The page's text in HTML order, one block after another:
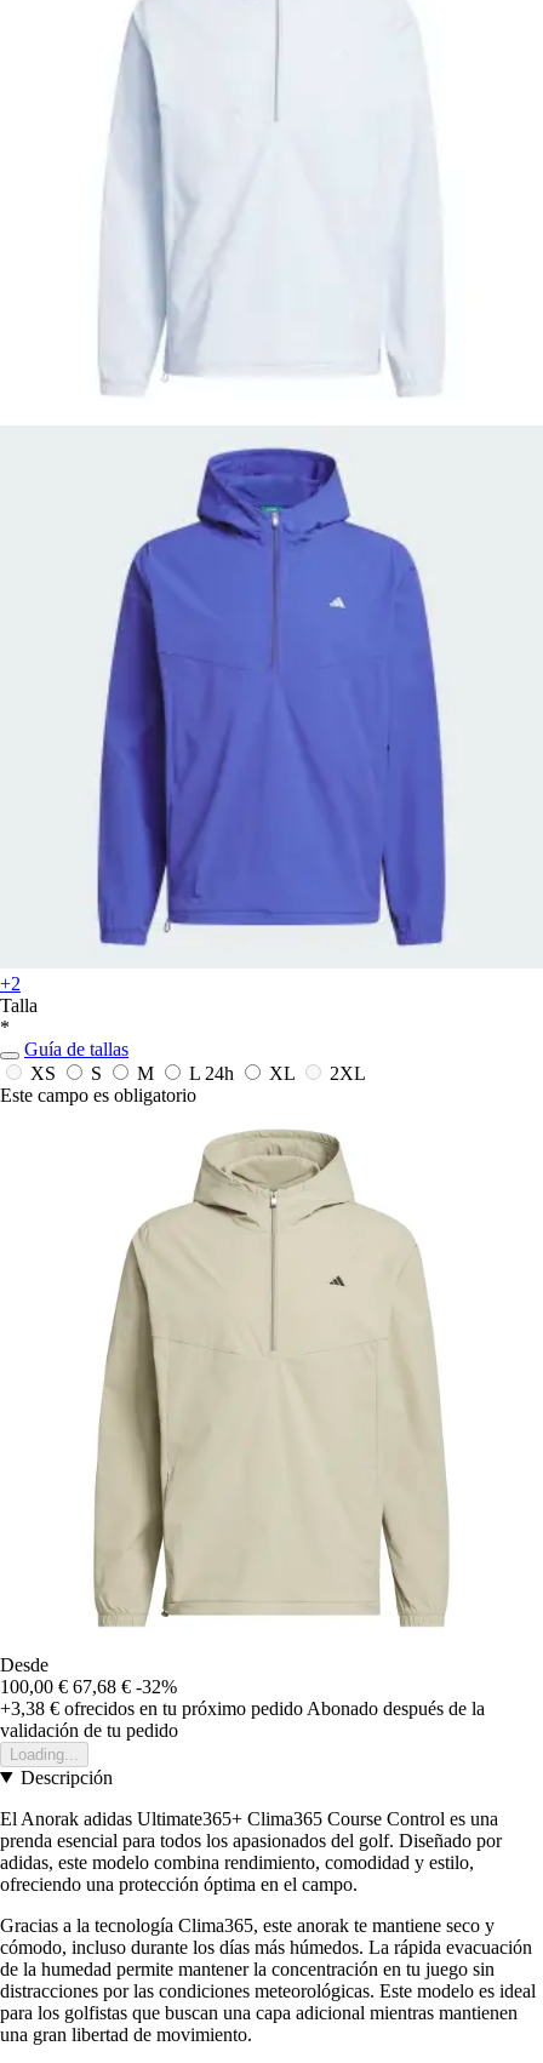
+2
Talla
*
Guía de tallas
XS
S M L 24h XL
2XL
Este campo es obligatorio
Desde
100,00 € 67,68 € -32%
+3,38 € ofrecidos en tu próximo pedido Abonado después de la
validación de tu pedido
Loading...
Descripción
El Anorak adidas Ultimate365+ Clima365 Course Control es una
prenda esencial para todos los apasionados del golf. Diseñado por
adidas, este modelo combina rendimiento, comodidad y estilo,
ofreciendo una protección óptima en el campo.
Gracias a la tecnología Clima365, este anorak te mantiene seco y
cómodo, incluso durante los días más húmedos. La rápida evacuación
de la humedad permite mantener la concentración en tu juego sin
distracciones por las condiciones meteorológicas. Este modelo es ideal
para los golfistas que buscan una capa adicional mientras mantienen
una gran libertad de movimiento.